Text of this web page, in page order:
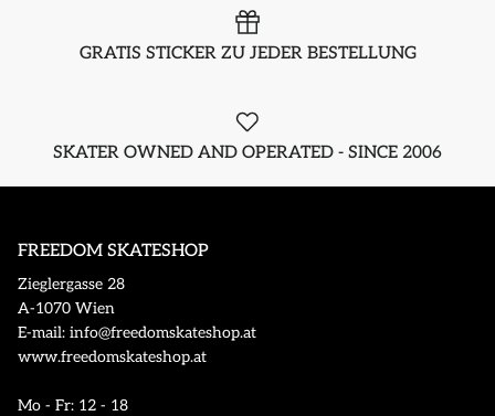
GRATIS STICKER ZU JEDER BESTELLUNG
SKATER OWNED AND OPERATED - SINCE 2006
FREEDOM SKATESHOP
Zieglergasse 28
A-1070 Wien
E-mail: info@freedomskateshop.at
www.freedomskateshop.at
Mo - Fr: 12 - 18